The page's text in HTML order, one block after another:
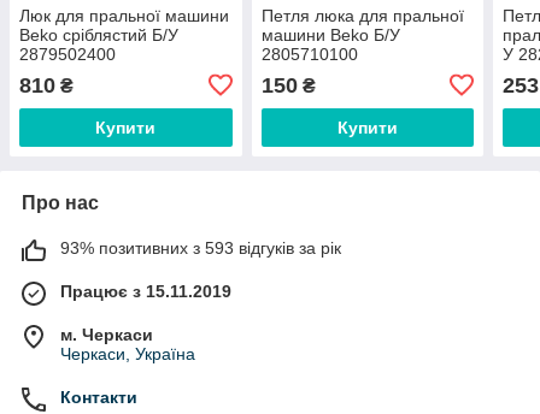
Люк для пральної машини
Beko сріблястий Б/У
2879502400
810 ₴
Купити
Петля люка для пральної
машини Beko Б/У
2805710100
150₴
Купити
У
253
Про нас
93% позитивних з 593 відгуків за рік
Працює з 15.11.2019
м. Черкаси
Черкаси, Україна
Контакти